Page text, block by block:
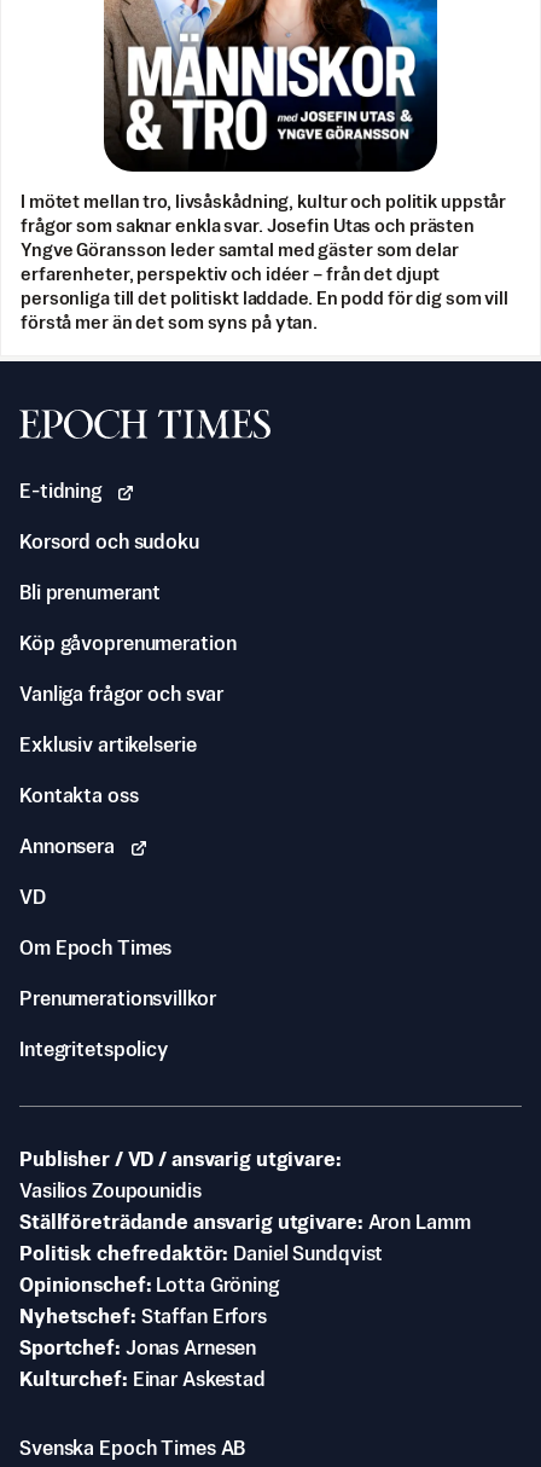
I mötet mellan tro, livsåskådning, kultur och politik uppstår
frågor som saknar enkla svar. Josefin Utas och prästen
Yngve Göransson leder samtal med gäster som delar
erfarenheter, perspektiv och idéer – från det djupt
personliga till det politiskt laddade. En podd för dig som vill
förstå mer än det som syns på ytan.
Svenska Epoch Times
E-tidning
Korsord och sudoku
Bli prenumerant
Köp gåvoprenumeration
Vanliga frågor och svar
Exklusiv artikelserie
Kontakta oss
Annonsera
VD
Om Epoch Times
Prenumerationsvillkor
Integritetspolicy
Publisher / VD / ansvarig utgivare
Vasilios Zoupounidis
Ställföreträdande ansvarig utgivare Aron Lamm
Politisk chefredaktör
Daniel Sundqvist
Opinionschef
Lotta Gröning
Nyhetschef Staffan Erfors
Sportchef Jonas Arnesen
Kulturchef
Einar Askestad
Svenska Epoch Times AB